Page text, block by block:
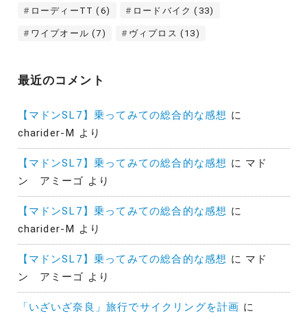
ローディーTT (6) ロードバイク (33)
ワイプオール (7) ヴィプロス (13)
最近のコメント
【マドンSL7】乗ってみての総合的な感想 に
charider-M
より
【マドンSL7】乗ってみての総合的な感想 に マド
ン アミーゴ より
【マドンSL7】乗ってみての総合的な感想 に
charider-M
より
【マドンSL7】乗ってみての総合的な感想 に マド
ン アミーゴ より
「いざいざ奈良」旅行でサイクリングを計画 に